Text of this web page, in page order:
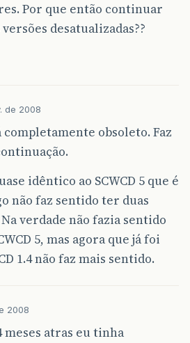
Por que então continuar
desatualizadas??
de 2008
completamente obsoleto. Faz
idêntico ao SCWCD 5 que é
não faz sentido ter duas
verdade não fazia sentido
5, mas agora que já foi
1.4 não faz mais sentido.
2008
meses atras eu tinha